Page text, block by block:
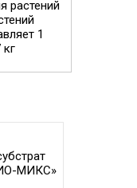
растений
1